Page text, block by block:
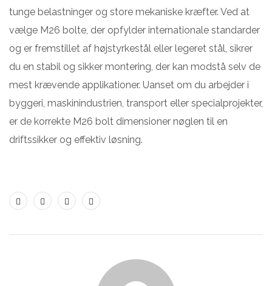
tunge belastninger og store mekaniske kræfter. Ved at
vælge M26 bolte, der opfylder internationale standarder
og er fremstillet af højstyrkestål eller legeret stål, sikrer
du en stabil og sikker montering, der kan modstå selv de
mest krævende applikationer. Uanset om du arbejder i
byggeri, maskinindustrien, transport eller specialprojekter,
er de korrekte M26 bolt dimensioner nøglen til en
driftssikker og effektiv løsning.